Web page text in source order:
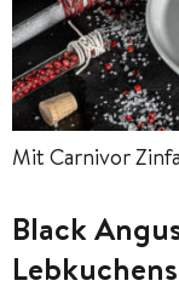
Mit Carnivor
Black